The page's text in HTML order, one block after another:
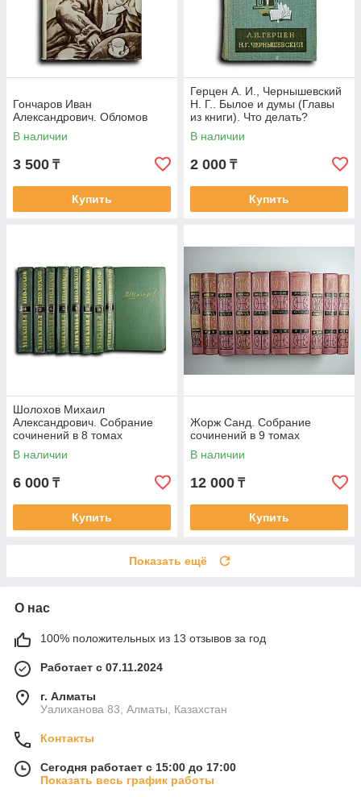
Гончаров Иван
Александрович. Обломов
В наличии
3 500 ₸
Купить
Герцен А. И., Чернышевский
Н. Г.. Былое и думы (Главы
из книги). Что делать?
В наличии
2 000 ₸
Купить
Шолохов Михаил
Александрович. Собрание
сочинений в 8 томах
В наличии
6 000 ₸
Купить
Жорж Санд. Собрание
сочинений в 9 томах
В наличии
12 000 ₸
Купить
Показать ещё
О нас
100% положительных из 13 отзывов за год
Работает с 07.11.2024
г. Алматы
Уалиханова 83, Алматы, Казахстан
Контакты
Сегодня работает с 15:00 до 17:00
Показать весь график работы